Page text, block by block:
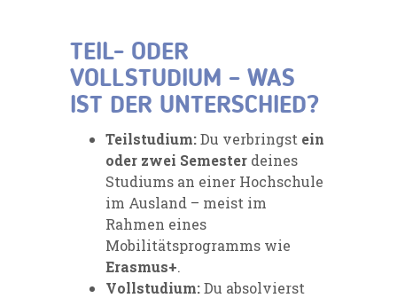
TEIL- ODER
VOLLSTUDIUM – WAS
IST DER UNTERSCHIED?
Teilstudium:Du verbringst ein
oder zwei Semester deines
Studiums an einer Hochschule
im Ausland – meist im
Rahmen eines
Mobilitätsprogramms wie
Erasmus+.
Vollstudium:Du absolvierst